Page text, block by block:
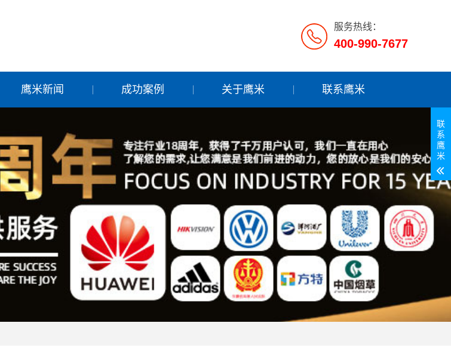
服务热线：
400-990-7677
鹰米新闻 成功案例 关于鹰米 联系鹰米
联
系
鹰
米